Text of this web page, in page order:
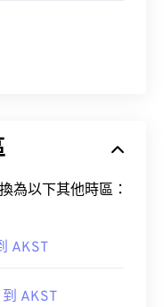
為以下其他時區：
AKST
到 AKST